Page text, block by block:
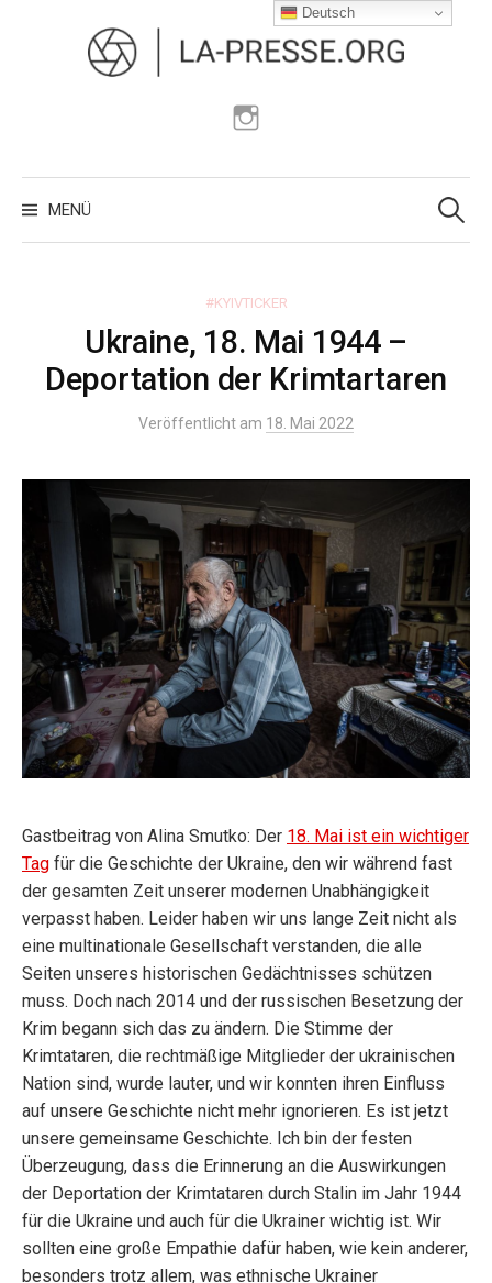
überspringen
MENÜ
Suchen
nach:
#KYIVTICKER
Ukraine, 18. Mai 1944 –
Deportation der Krimtartaren
Veröffentlicht am 18. Mai 2022
Gastbeitrag von Alina Smutko: Der 18. Mai ist ein wichtiger
Tag für die Geschichte der Ukraine, den wir während fast
der gesamten Zeit unserer modernen Unabhängigkeit
verpasst haben. Leider haben wir uns lange Zeit nicht als
eine multinationale Gesellschaft verstanden, die alle
Seiten unseres historischen Gedächtnisses schützen
muss. Doch nach 2014 und der russischen Besetzung der
Krim begann sich das zu ändern. Die Stimme der
Krimtataren, die rechtmäßige Mitglieder der ukrainischen
Nation sind, wurde lauter, und wir konnten ihren Einfluss
auf unsere Geschichte nicht mehr ignorieren. Es ist jetzt
unsere gemeinsame Geschichte. Ich bin der festen
Überzeugung, dass die Erinnerung an die Auswirkungen
der Deportation der Krimtataren durch Stalin im Jahr 1944
für die Ukraine und auch für die Ukrainer wichtig ist. Wir
sollten eine große Empathie dafür haben, wie kein anderer,
besonders trotz allem, was ethnische Ukrainer
Deutsch